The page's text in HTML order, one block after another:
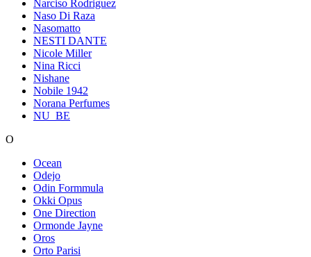
Narciso Rodriguez
Naso Di Raza
Nasomatto
NESTI DANTE
Nicole Miller
Nina Ricci
Nishane
Nobile 1942
Norana Perfumes
NU_BE
O
Ocean
Odejo
Odin Formmula
Okki Opus
One Direction
Ormonde Jayne
Oros
Orto Parisi